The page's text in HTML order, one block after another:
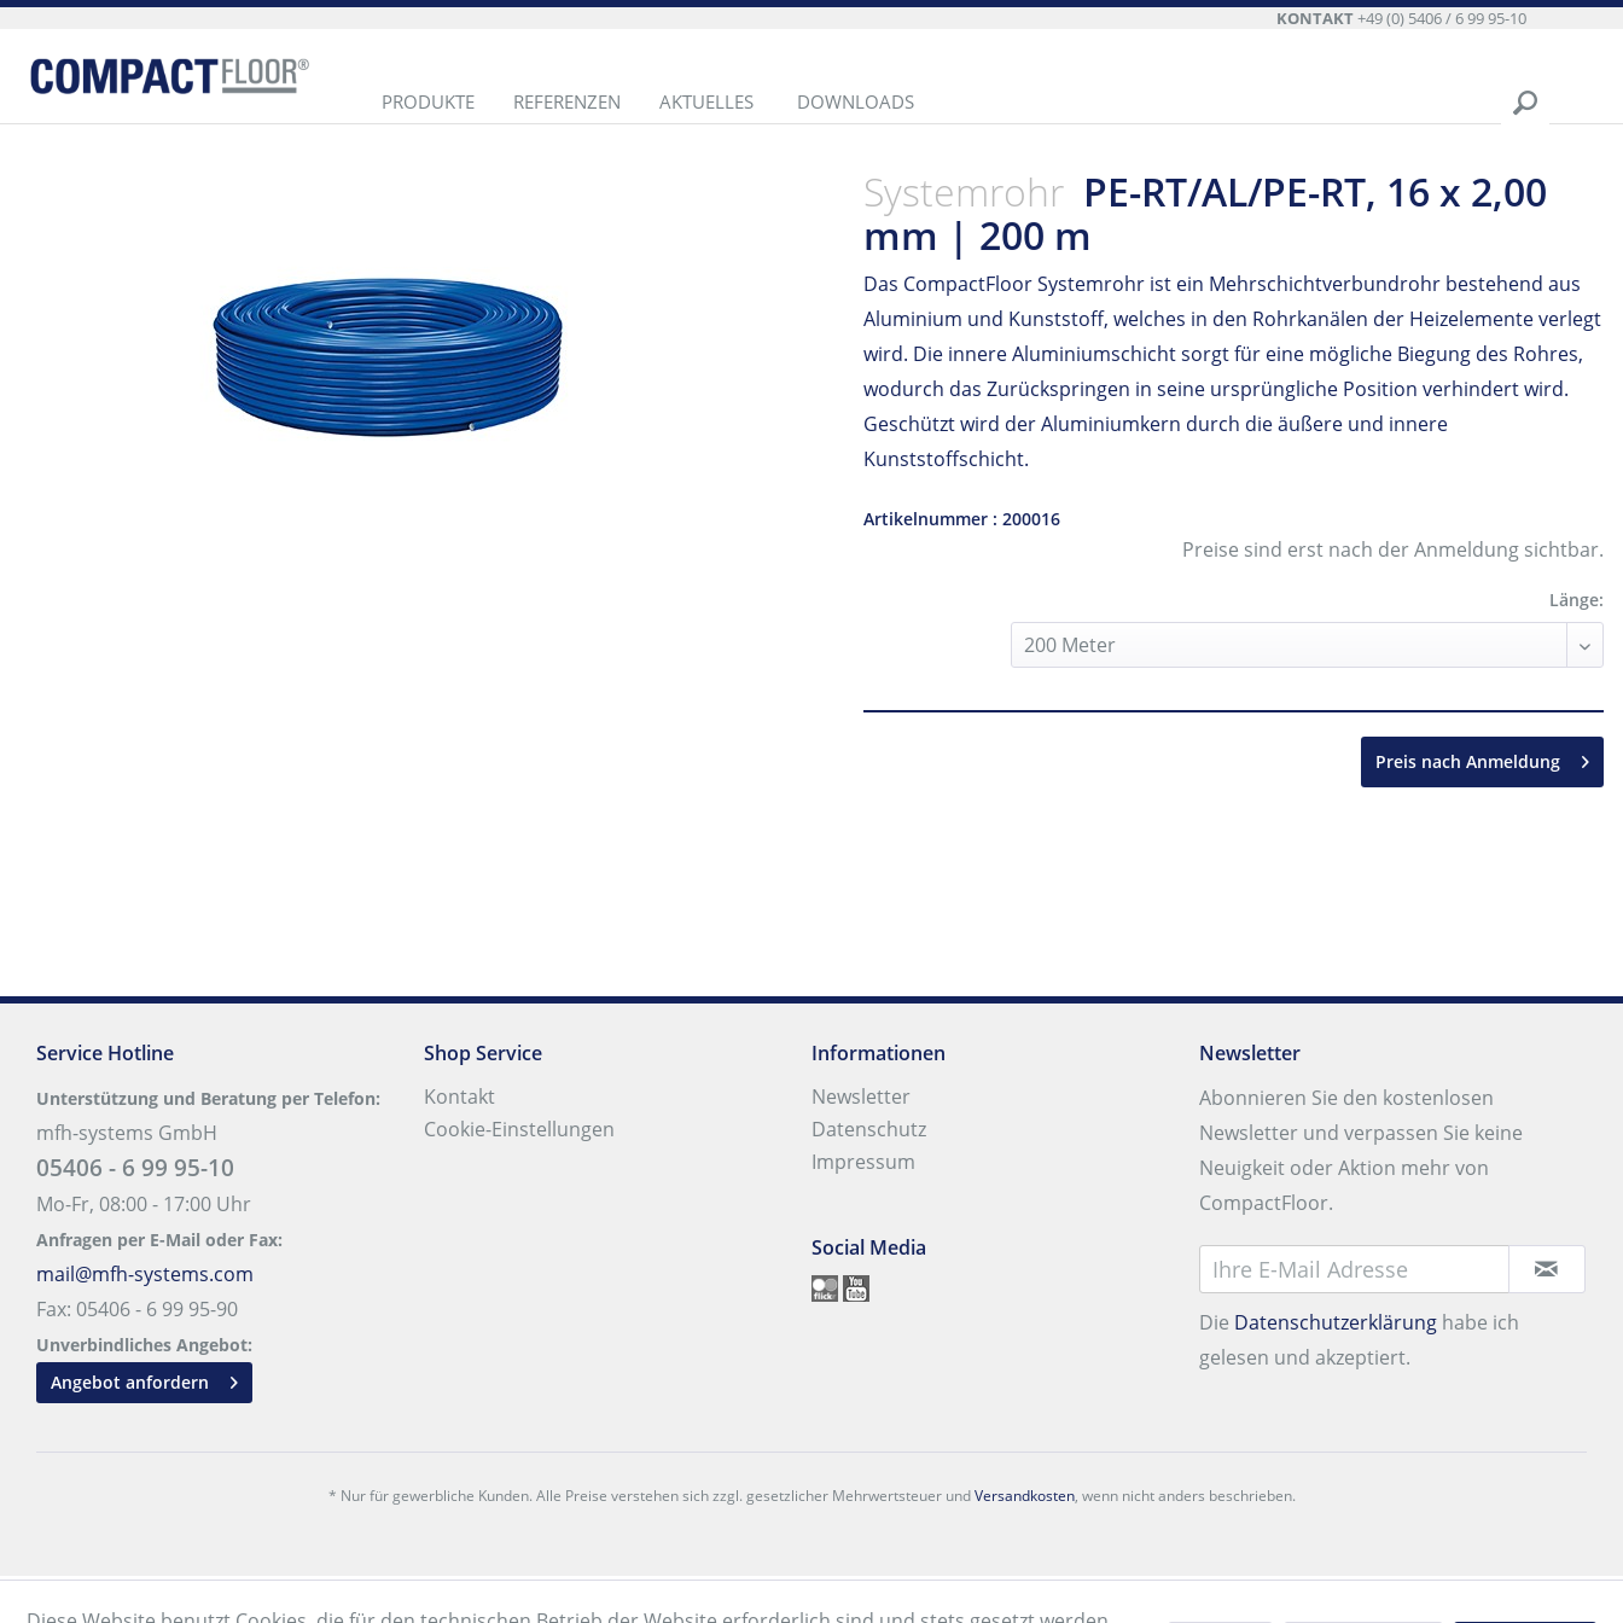
KONTAKT+49 (0) 5406 / 6 99 95-10
PRODUKTE REFERENZEN AKTUELLES DOWNLOADS
Systemrohr PE-RT/AL/PE-RT, 16 x 2,00
mm | 200 m
Das CompactFloor Systemrohr ist ein Mehrschichtverbundrohr bestehend aus
Aluminium und Kunststoff, welches in den Rohrkanälen der Heizelemente verlegt
wird. Die innere Aluminiumschicht sorgt für eine mögliche Biegung des Rohres,
wodurch das Zurückspringen in seine ursprüngliche Position verhindert wird.
Geschützt wird der Aluminiumkern durch die äußere und innere
Kunststoffschicht.
Artikelnummer : 200016
Preise sind erst nach der Anmeldung sichtbar.
Länge:
Preis nach Anmeldung
Service Hotline
Unterstützung und Beratung per Telefon:
mfh-systems GmbH
05406 - 6 99 95-10
Mo-Fr, 08:00 - 17:00 Uhr
Anfragen per E-Mail oder Fax:
mail@mfh-systems.com
Fax: 05406 - 6 99 95-90
Unverbindliches Angebot:
Angebot anfordern
Shop Service
Kontakt
Cookie-Einstellungen
Informationen
Newsletter
Datenschutz
Impressum
Social Media
Newsletter
Abonnieren Sie den kostenlosen
Newsletter und verpassen Sie keine
Neuigkeit oder Aktion mehr von
CompactFloor.
Die Datenschutzerklärung habe ich
gelesen und akzeptiert.
* Nur für gewerbliche Kunden. Alle Preise verstehen sich zzgl. gesetzlicher Mehrwertsteuer undVersandkosten, wenn nicht anders beschrieben.